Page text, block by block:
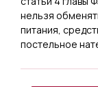
нельзя
питания,
постельное